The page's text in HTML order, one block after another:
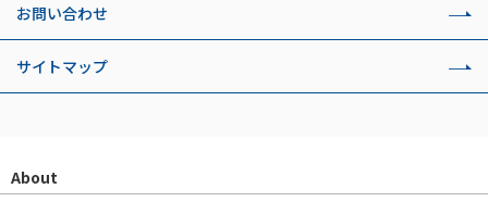
お問い合わせ
サイトマップ
About